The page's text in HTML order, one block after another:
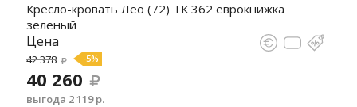
Кресло-кровать Лео (72) ТК 362 еврокнижка
зеленый
Цена
42 378 -5%
40 260
выгода 2 119 р.